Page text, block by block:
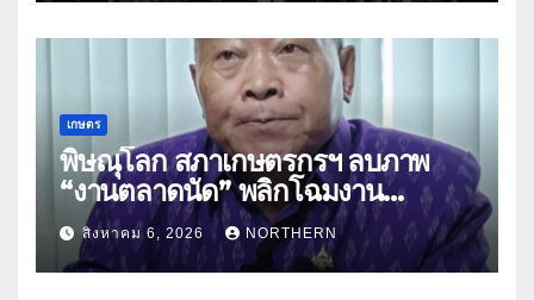
เกษตร
พิษณุโลก สภาเกษตรกรฯ ลบภาพ
“งานตลาดนัด” พลิกโฉมงาน
“เกษตรรุ่งเรืองเมืองสองแคว 69” มุ่ง
ประโยชน์เกษตรกร ดึงนวัตกรรม-จับ
คู่ธุรกิจดันสินค้าเกษตรสู่สากล (คลิป)
สิงหาคม 6, 2026 NORTHERN